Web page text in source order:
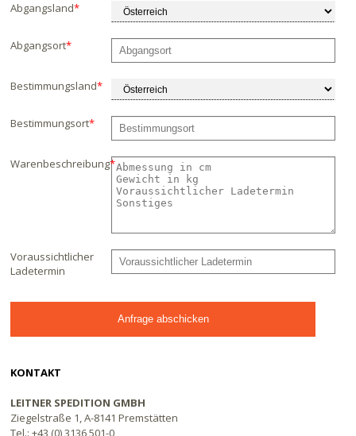
Abgangsland*
Abgangsort*
Bestimmungsland*
Bestimmungsort*
Warenbeschreibung*
Voraussichtlicher
Ladetermin
KONTAKT
LEITNER SPEDITION GMBH
Ziegelstraße 1, A-8141 Premstätten